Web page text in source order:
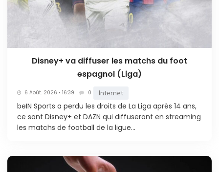
Disney+ va diffuser les matchs du foot
espagnol (Liga)
6 Août. 2026 • 16:39 0 Internet
beIN Sports a perdu les droits de La Liga après 14 ans,
ce sont Disney+ et DAZN qui diffuseront en streaming
les matchs de football de la ligue...